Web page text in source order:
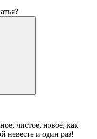
чистое, новое, как
невесте и один раз!